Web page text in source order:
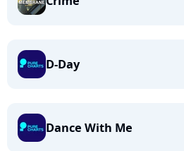
D-Day
Dance With Me